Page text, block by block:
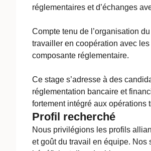
réglementaires et d’échanges
Compte tenu de l’organisation
travailler en coopération avec
composante réglementaire.
Ce stage s’adresse à des
réglementation bancaire et
fortement intégré aux opérations
Profil recherché
Nous privilégions les profils
et goût du travail en équipe.